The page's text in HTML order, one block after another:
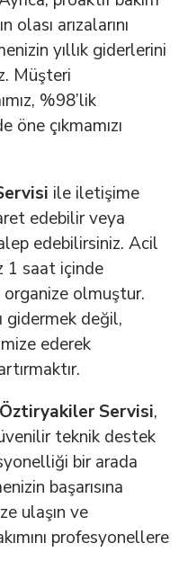
olası arızalarını
yıllık giderlerini
Müşteri
%98’lik
çıkmamızı
ile iletişime
edebilir veya
edebilirsiniz. Acil
1 saat içinde
olmuştur.
gidermek değil,
ederek
Servisi,
teknik destek
bir arada
başarısına
ulaşın ve
profesyonellere